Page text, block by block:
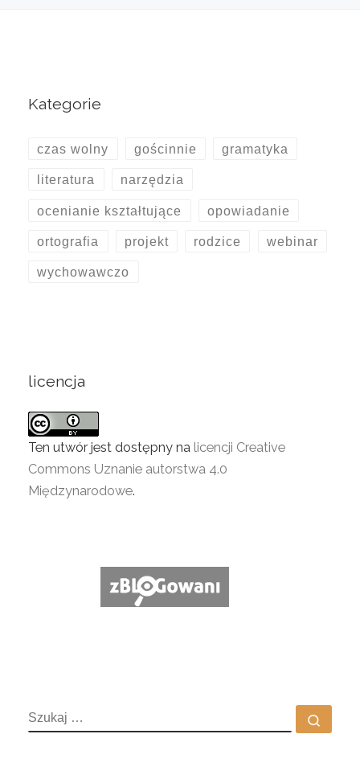
Kategorie
czas wolny gościnnie gramatyka
literatura narzędzia
ocenianie kształtujące opowiadanie
ortografia projekt rodzice webinar
wychowawczo
licencja
Ten utwór jest dostępny na licencji Creative
Commons Uznanie autorstwa 4.0
Międzynarodowe.
SZUKAJ